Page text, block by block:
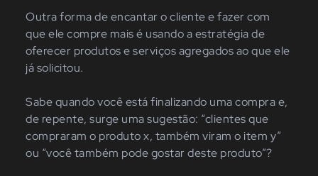
Outra forma de encantar o cliente e fazer com
que ele compre mais é usando a estratégia de
oferecer produtos e serviços agregados ao que ele
já solicitou.
Sabe quando você está finalizando uma compra e,
de repente, surge uma sugestão: “clientes que
compraram o produto x, também viram o item y”
ou “você também pode gostar deste produto”?